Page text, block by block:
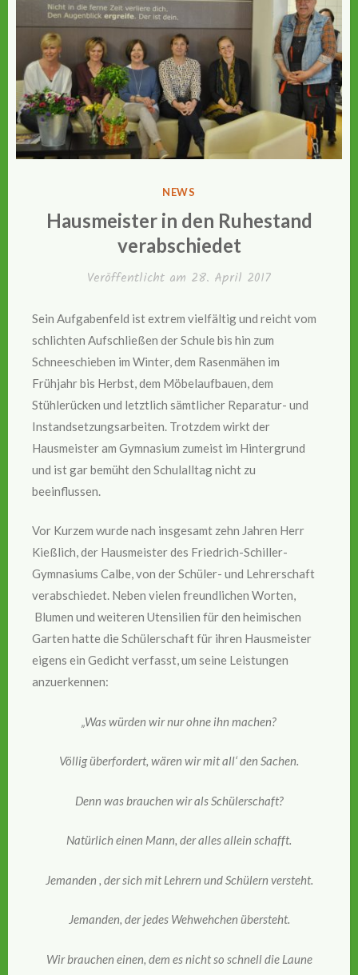
VERÖFFENTLICHT
IN
NEWS
Hausmeister in den Ruhestand
verabschiedet
Veröffentlicht am 28. April 2017
Sein Aufgabenfeld ist extrem vielfältig und reicht vom
schlichten Aufschließen der Schule bis hin zum
Schneeschieben im Winter, dem Rasenmähen im
Frühjahr bis Herbst, dem Möbelaufbauen, dem
Stühlerücken und letztlich sämtlicher Reparatur- und
Instandsetzungsarbeiten. Trotzdem wirkt der
Hausmeister am Gymnasium zumeist im Hintergrund
und ist gar bemüht den Schulalltag nicht zu
beeinflussen.
Vor Kurzem wurde nach insgesamt zehn Jahren Herr
Kießlich, der Hausmeister des Friedrich-Schiller-
Gymnasiums Calbe, von der Schüler- und Lehrerschaft
verabschiedet. Neben vielen freundlichen Worten,
Blumen und weiteren Utensilien für den heimischen
Garten hatte die Schülerschaft für ihren Hausmeister
eigens ein Gedicht verfasst, um seine Leistungen
anzuerkennen:
„Was würden wir nur ohne ihn machen?
Völlig überfordert, wären wir mit all‘ den Sachen.
Denn was brauchen wir als Schülerschaft?
Natürlich einen Mann, der alles allein schafft.
Jemanden , der sich mit Lehrern und Schülern versteht.
Jemanden, der jedes Wehwehchen übersteht.
Wir brauchen einen, dem es nicht so schnell die Laune